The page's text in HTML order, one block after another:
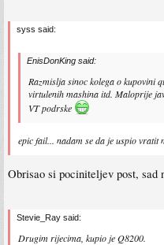
syss said:
EnisDonKing said:
Razmislja sinoc kolega o kupovini
virtulenih mashina itd. Maloprije
VT podrske
epic fail... nadam se da je uspio vratit
Obrisao si pociniteljev post, sad
Stevie_Ray said:
Drugim rijecima, kupio je Q8200.